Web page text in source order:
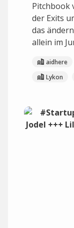
Pitchbook
der Exits
das
allein im
aidhere
Lykon